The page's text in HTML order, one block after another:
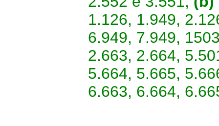
1.126, 1.949,
6.949, 7.949,
2.663, 2.664,
5.664, 5.665,
6.663, 6.664,